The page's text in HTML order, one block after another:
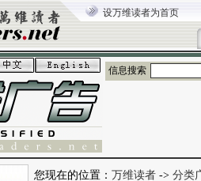
设万维读者为首页
信息搜索
您现在的位置： 万维读者-> 分类